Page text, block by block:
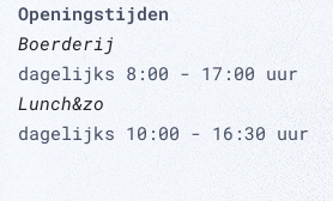
Openingstijden
Boerderij
dagelijks 8:00 - 17:00 uur
Lunch&zo
dagelijks 10:00 - 16:30 uur